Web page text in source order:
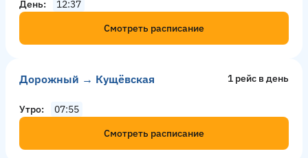
День
12:37
Смотреть расписание
Дорожный → Кущёвская 1 рейс в день
Утро
07:55
Смотреть расписание